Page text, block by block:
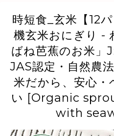
時短食_玄米【12
機玄米おにぎり -
ばね芭蕉のお米」
JAS認定・自然農
米だから、安心・
い [Organic
with